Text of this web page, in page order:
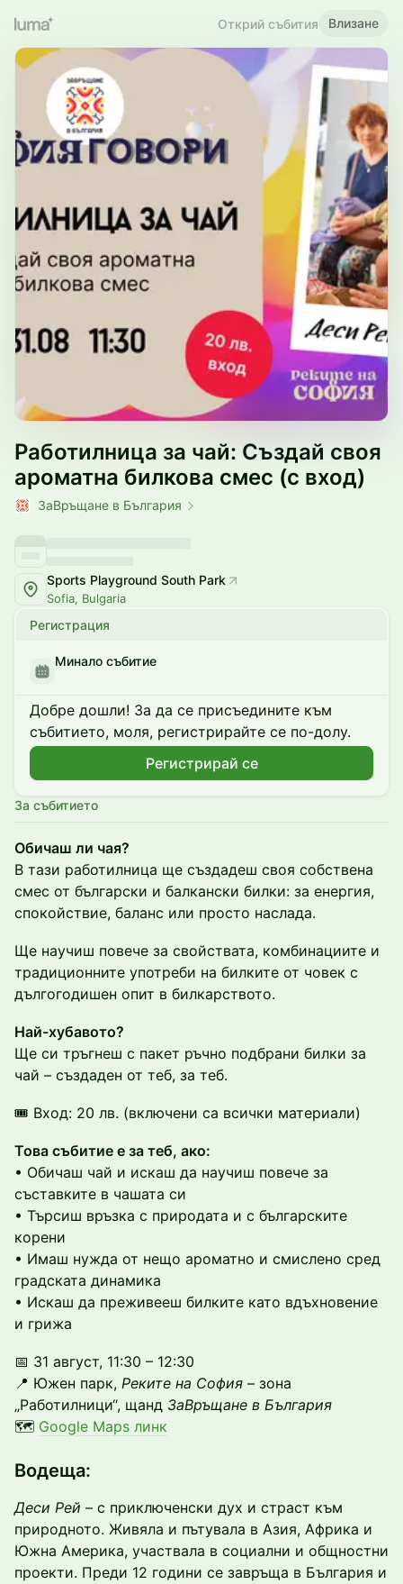
Открий събития Влизане
Работилница за чай: Създай своя
ароматна билкова смес (с вход)
ЗаВръщане в България
Sports Playground South Park
Sofia, Bulgaria
Регистрация
Минало събитие
Добре дошли! За да се присъедините към
събитието, моля, регистрирайте се по-долу.
Регистрирай се
За събитието
Обичаш ли чая?
В тази работилница ще създадеш своя собствена
смес от български и балкански билки: за енергия,
спокойствие, баланс или просто наслада.
Ще научиш повече за свойствата, комбинациите и
традиционните употреби на билките от човек с
дългогодишен опит в билкарството.
Най-хубавото?
Ще си тръгнеш с пакет ръчно подбрани билки за
чай – създаден от теб, за теб.
🎟 Вход: 20 лв. (включени са всички материали)
Това събитие е за теб, ако:
• Обичаш чай и искаш да научиш повече за
съставките в чашата си
• Търсиш връзка с природата и с българските
корени
• Имаш нужда от нещо ароматно и смислено сред
градската динамика
• Искаш да преживееш билките като вдъхновение
и грижа
📅 31 август, 11:30 – 12:30
📍 Южен парк, Реките на София – зона
„Работилници“, щанд ЗаВръщане в България
🗺 Google Maps линк
Водеща:
Деси Рей – с приключенски дух и страст към
природното. Живяла и пътувала в Азия, Африка и
Южна Америка, участвала в социални и общностни
проекти. Преди 12 години се завръща в България и